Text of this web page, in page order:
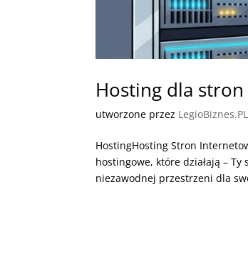
Hosting dla
utworzone przez LegioBiznes.PL
HostingHosting Stron
hostingowe, które działają –
niezawodnej przestrzeni dla